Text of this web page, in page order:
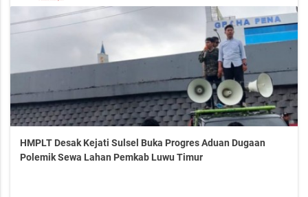
HMPLT Desak Kejati Sulsel Buka Progres Aduan Dugaan
Polemik Sewa Lahan Pemkab Luwu Timur